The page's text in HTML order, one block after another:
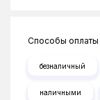
Способы оплаты
безналичный
наличными